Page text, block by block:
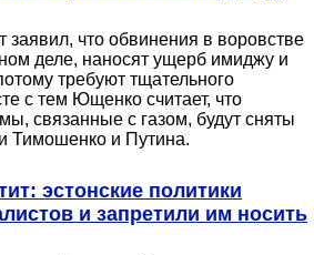
заявил, что обвинения в воровстве
деле, наносят ущерб имиджу и
требуют тщательного
с тем Ющенко считает, что
связанные с газом, будут сняты
Тимошенко и Путина.
эстонские политики
и запретили им носить